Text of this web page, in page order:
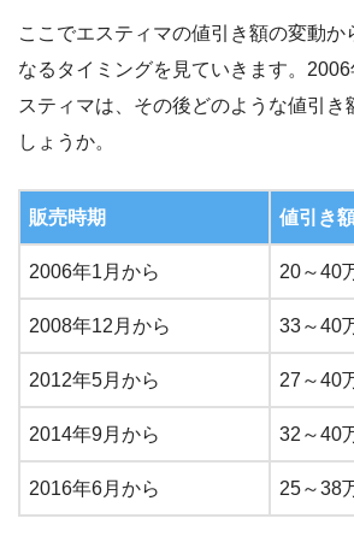
ここでエスティマの値引き額の変動か
なるタイミングを見ていきます。
スティマは、その後どのような値引き
しょうか。
販売時期 値引き
2006年1月から 20～40
2008年12月から 33～40
2012年5月から 27～40
2014年9月から 32～40
2016年6月から 25～38